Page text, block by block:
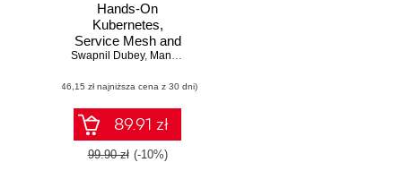
Hands-On
Kubernetes,
Service Mesh and
Zero-Trust
Swapnil Dubey, Mandar J. Kulkarni
(46,15 zł najniższa cena z 30 dni)
89.91 zł
99.90 zł (-10%)